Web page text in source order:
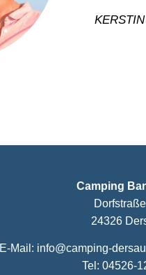
Camping
24326
E-Mail: info@camping-
Tel: 04526-